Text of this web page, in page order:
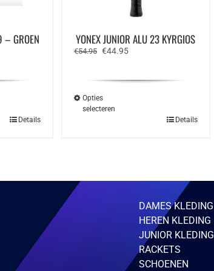
– GROEN
Details
YONEX JUNIOR ALU 23 KYRGIOS
€54.95 Oorspronkelijke
€54.95.
€44.95Huidige
€44.95.
Opties
selecteren
worden
op
de
productpagina
Details
DAMES KLEDING
HEREN KLEDING
JUNIOR KLEDING
RACKETS
SCHOENEN